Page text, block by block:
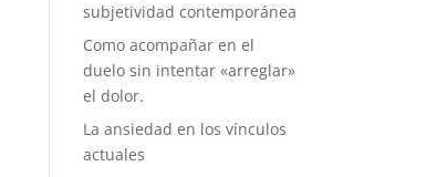
subjetividad contemporánea
Como acompañar en el
duelo sin intentar «arreglar»
el dolor.
La ansiedad en los vínculos
actuales